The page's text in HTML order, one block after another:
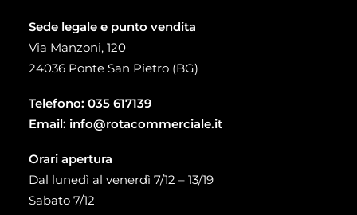
Sede legale e punto vendita
Via Manzoni, 120
24036 Ponte San Pietro (BG)
Telefono: 035 617139
Email: info@rotacommerciale.it
Orari apertura
Dal lunedì al venerdì 7/12 – 13/19
Sabato 7/12